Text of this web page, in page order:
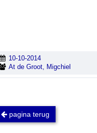
10-10-2014
At de Groot, Migchiel
pagina terug